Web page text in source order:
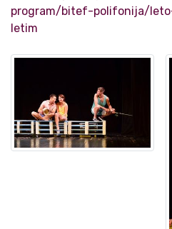
program/bitef-polifonija/
letim